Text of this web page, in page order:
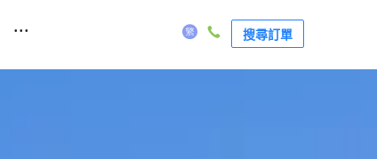
... 搜尋訂單